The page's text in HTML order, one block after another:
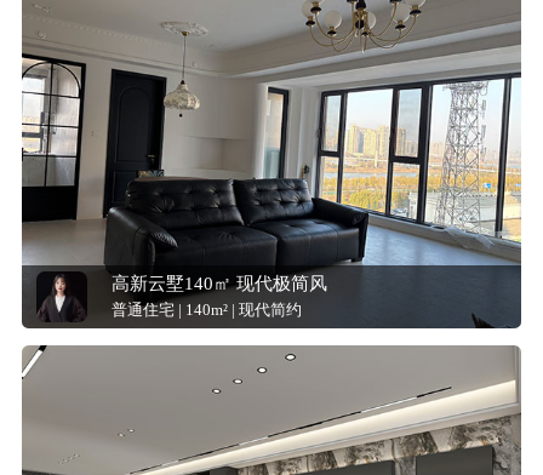
高新云墅140㎡ 现代极简风
普通住宅 | 140m² | 现代简约